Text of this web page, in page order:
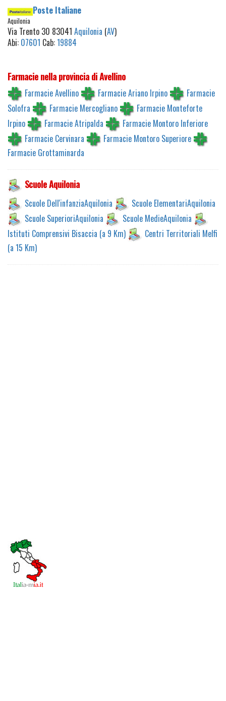
Poste Italiane
Aquilonia
Via Trento 30 83041 Aquilonia (AV)
Abi: 07601 Cab:19884
Farmacie nella provincia di Avellino
Farmacie Avellino Farmacie Ariano Irpino
Farmacie
Solofra
Farmacie Mercogliano
Farmacie Monteforte
Irpino
Farmacie Atripalda
Farmacie Montoro Inferiore
Farmacie Cervinara
Farmacie Montoro Superiore
Farmacie Grottaminarda
Scuole Aquilonia
Scuole Dell'infanziaAquilonia
Scuole ElementariAquilonia
Scuole SuperioriAquilonia
Scuole MedieAquilonia
Istituti Comprensivi Bisaccia (a 9 Km)
Centri Territoriali Melfi
(a 15 Km)